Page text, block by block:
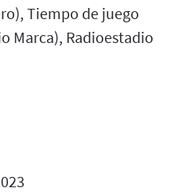
Tiempo de juego
Marca), Radioestadio